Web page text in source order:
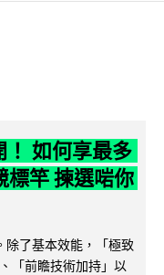
如何享最多
竿 揀選啱你
除了基本效能，「極致
「前瞻技術加持」以